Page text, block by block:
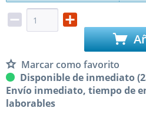
Marcar como favorito
Disponible de inmediato
Envío inmediato, tiempo de
laborables